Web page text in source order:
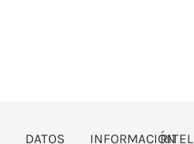
DATOS
INFORMACIÓNRITEL